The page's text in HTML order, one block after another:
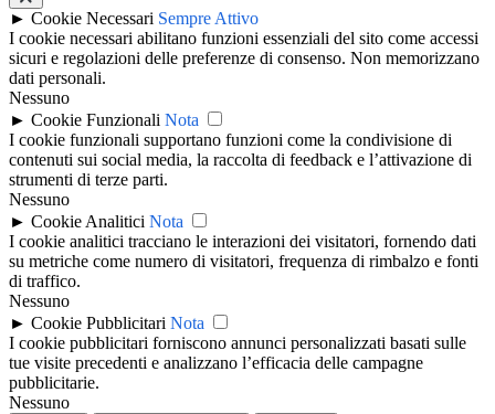
► Cookie Necessari Sempre Attivo
I cookie necessari abilitano funzioni essenziali del sito come accessi
sicuri e regolazioni delle preferenze di consenso. Non memorizzano
dati personali.
Nessuno
► Cookie Funzionali Nota
I cookie funzionali supportano funzioni come la condivisione di
contenuti sui social media, la raccolta di feedback e l’attivazione di
strumenti di terze parti.
Nessuno
► Cookie Analitici Nota
I cookie analitici tracciano le interazioni dei visitatori, fornendo dati
su metriche come numero di visitatori, frequenza di rimbalzo e fonti
di traffico.
Nessuno
► Cookie Pubblicitari Nota
I cookie pubblicitari forniscono annunci personalizzati basati sulle
tue visite precedenti e analizzano l’efficacia delle campagne
pubblicitarie.
Nessuno